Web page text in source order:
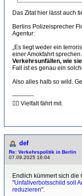
Das Zitat hier lässt auch
Berlins Polizeisprecher
Agentur:
„Es liegt weder ein
einer Amokfahrt
Verkehrsunfällen, wie
Fall ist es genau ein
Also alles halb so wild.
-----------
🏳️‍🌈 Vielfalt fährt mit.
def
Re: Verkehrspolitik in Berlin
07.09.2025 16:04
Endlich kümmert sich die
"Unfallverbotsschild soll
reduzieren".